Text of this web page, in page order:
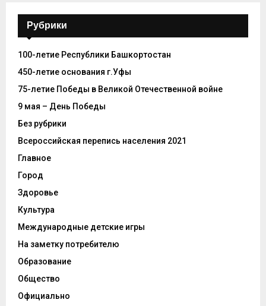
Рубрики
100-летие Республики Башкортостан
450-летие основания г.Уфы
75-летие Победы в Великой Отечественной войне
9 мая – День Победы
Без рубрики
Всероссийская перепись населения 2021
Главное
Город
Здоровье
Культура
Международные детские игры
На заметку потребителю
Образование
Общество
Официально